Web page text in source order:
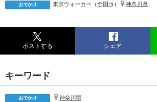
おでかけ 東京ウォーカー（全国版） 神奈川県
ポストする シェア
キーワード
おでかけ 神奈川県